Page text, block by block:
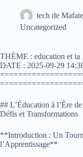
tech de Mafate
Uncategorized
THÈME : education et ia
DATE : 2025-09-29
## L’Éducation à l’Ère
Défis et Transformations
**Introduction : Un
l’Apprentissage**